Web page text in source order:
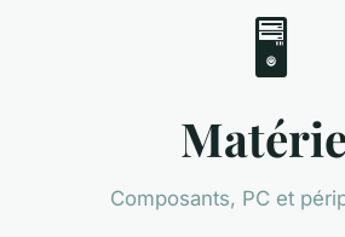
🖥️
Composants, PC et